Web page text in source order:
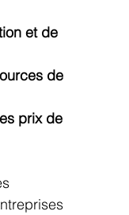
et de
de
prix de